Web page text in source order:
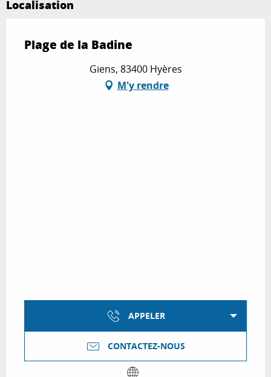
Localisation
Plage de la Badine
Giens, 83400 Hyères
M'y rendre
APPELER
CONTACTEZ-NOUS